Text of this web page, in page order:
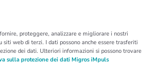
laproteggere, analizzare e migliorare i nostri
web di terzi. I dati possono anche essere trasferiti
dei dati. Ulteriori informazioni si possono trovare
sulla protezione dei dati Migros iMpuls